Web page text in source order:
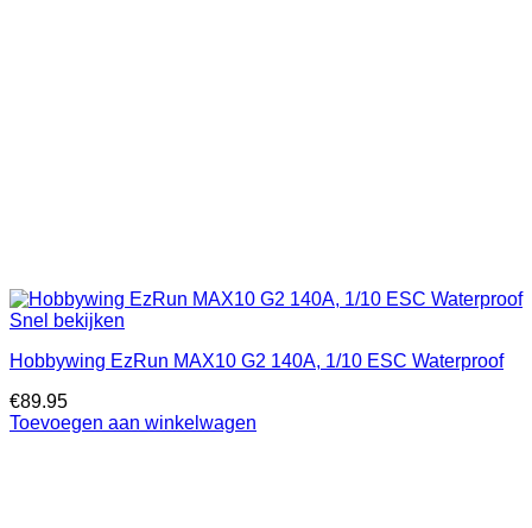
Snel bekijken
Hobbywing EzRun MAX10 G2 140A, 1/10 ESC Waterproof
€89.95
Toevoegen aan winkelwagen